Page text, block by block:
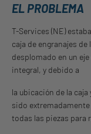
EL PROBLEMA
T-Services (NE)
caja de engranajes
desplomado en un
integral, y debido a
la ubicación de la
sido
todas las piezas para